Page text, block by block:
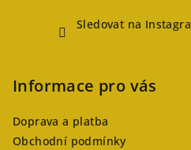
Sledovat na
Informace pro vás
Doprava a platba
Obchodní podmínky